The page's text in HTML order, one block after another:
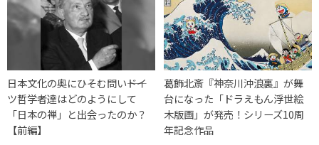
日本文化の奥にひそむ問い――ドイ
ツ哲学者達はどのようにして
「日本の禅」と出会ったのか？
【前編】
葛飾北斎『神奈川沖浪裏』が舞
台になった「ドラえもん浮世絵
木版画」が発売！シリーズ10周
年記念作品